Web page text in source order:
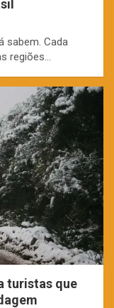
sabem. Cada
regiões…
turistas que